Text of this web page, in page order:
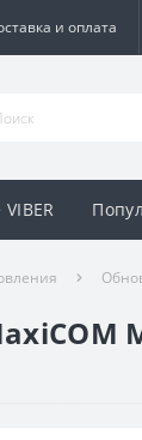
и оплата
VIBER